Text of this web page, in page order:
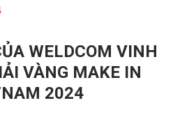
WELDCOM VINH
VÀNG MAKE IN
2024